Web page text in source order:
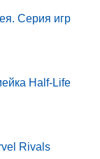
Серия игр
Half-Life
Rivals